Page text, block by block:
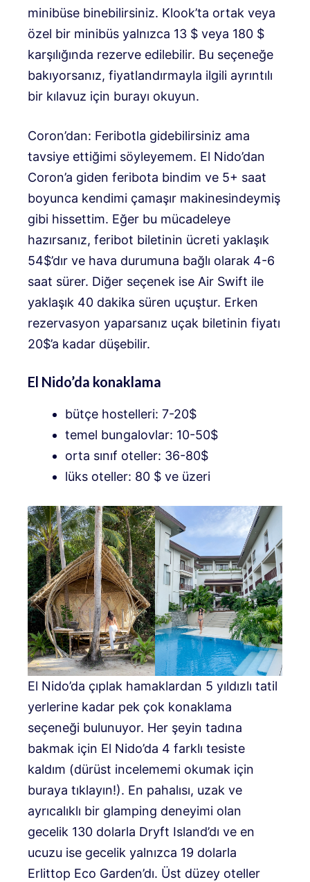
minibüse binebilirsiniz. Klook’ta ortak veya
özel bir minibüs yalnızca 13 $ veya 180 $
karşılığında rezerve edilebilir. Bu seçeneğe
bakıyorsanız, fiyatlandırmayla ilgili ayrıntılı
bir kılavuz için burayı okuyun.
Coron’dan: Feribotla gidebilirsiniz ama
tavsiye ettiğimi söyleyemem. El Nido’dan
Coron’a giden feribota bindim ve 5+ saat
boyunca kendimi çamaşır makinesindeymiş
gibi hissettim. Eğer bu mücadeleye
hazırsanız, feribot biletinin ücreti yaklaşık
54$’dır ve hava durumuna bağlı olarak 4-6
saat sürer. Diğer seçenek ise Air Swift ile
yaklaşık 40 dakika süren uçuştur. Erken
rezervasyon yaparsanız uçak biletinin fiyatı
20$’a kadar düşebilir.
El Nido’da konaklama
bütçe hostelleri: 7-20$
temel bungalovlar: 10-50$
orta sınıf oteller: 36-80$
lüks oteller: 80 $ ve üzeri
El Nido’da çıplak hamaklardan 5 yıldızlı tatil
yerlerine kadar pek çok konaklama
seçeneği bulunuyor. Her şeyin tadına
bakmak için El Nido’da 4 farklı tesiste
kaldım (dürüst incelememi okumak için
buraya tıklayın!). En pahalısı, uzak ve
ayrıcalıklı bir glamping deneyimi olan
gecelik 130 dolarla Dryft Island’dı ve en
ucuzu ise gecelik yalnızca 19 dolarla
Erlittop Eco Garden’dı. Üst düzey oteller